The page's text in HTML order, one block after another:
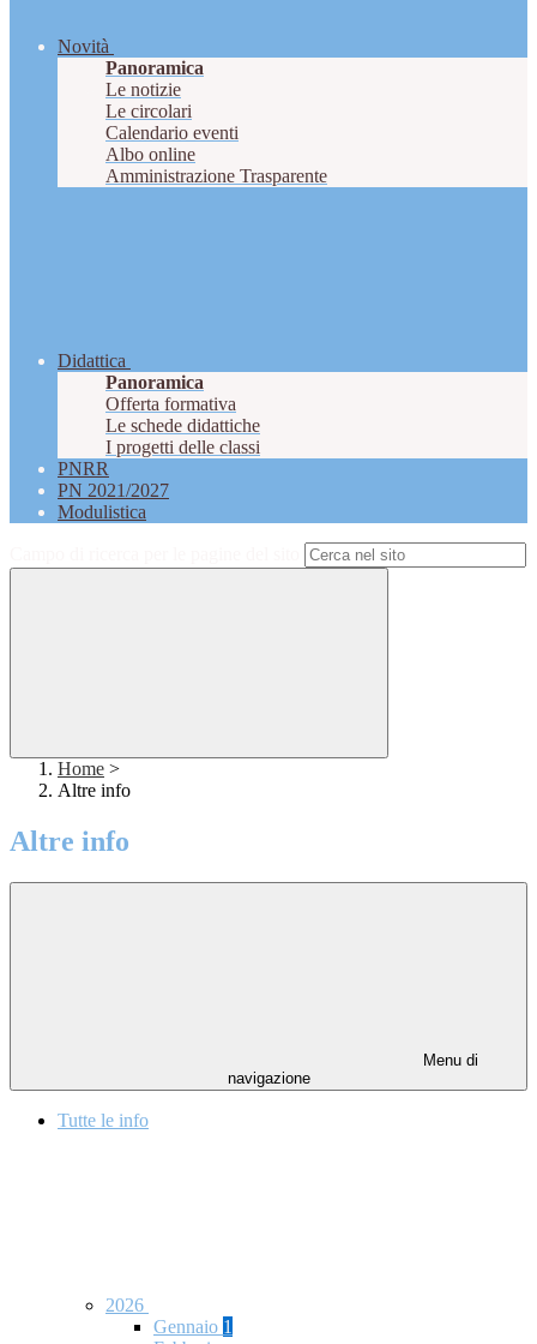
Novità
Panoramica
Le notizie
Le circolari
Calendario eventi
Albo online
Amministrazione Trasparente
Didattica
Panoramica
Offerta formativa
Le schede didattiche
I progetti delle classi
PNRR
PN 2021/2027
Modulistica
Home >
Altre info
Altre info
Menu di
navigazione
Tutte le info
2026
Gennaio 1